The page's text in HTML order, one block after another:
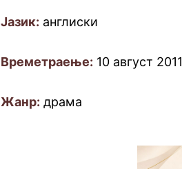
Јазик: англиски
Времетраење: 10 август 2011
Жанр: драма